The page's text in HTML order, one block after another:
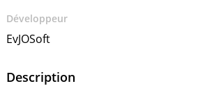
Développeur
EvJOSoft
Description